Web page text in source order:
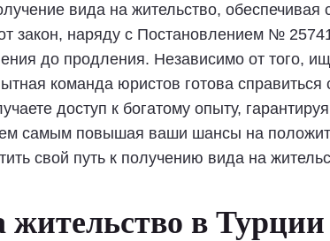
вида на жительство,
закон, наряду с Постановлением №
до продления. Независимо от того,
команда юристов готова
доступ к богатому опыту,
самым повышая ваши шансы на
свой путь к получению вида на
в Турции